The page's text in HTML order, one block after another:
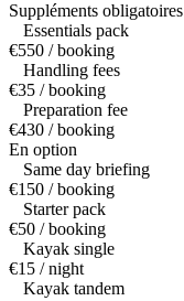
Suppléments obligatoires
Essentials pack
€550 / booking
Handling fees
€35 / booking
Preparation fee
€430 / booking
En option
Same day briefing
€150 / booking
Starter pack
€50 / booking
Kayak single
€15 / night
Kayak tandem